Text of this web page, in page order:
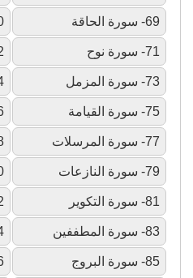
69- سورة الحاقة
71- سورة نوح
73- سورة المزمل
75- سورة القيامة
77- سورة المرسلات
79- سورة النازعات
81- سورة التكوير
83- سورة المطففين
85- سورة البروج